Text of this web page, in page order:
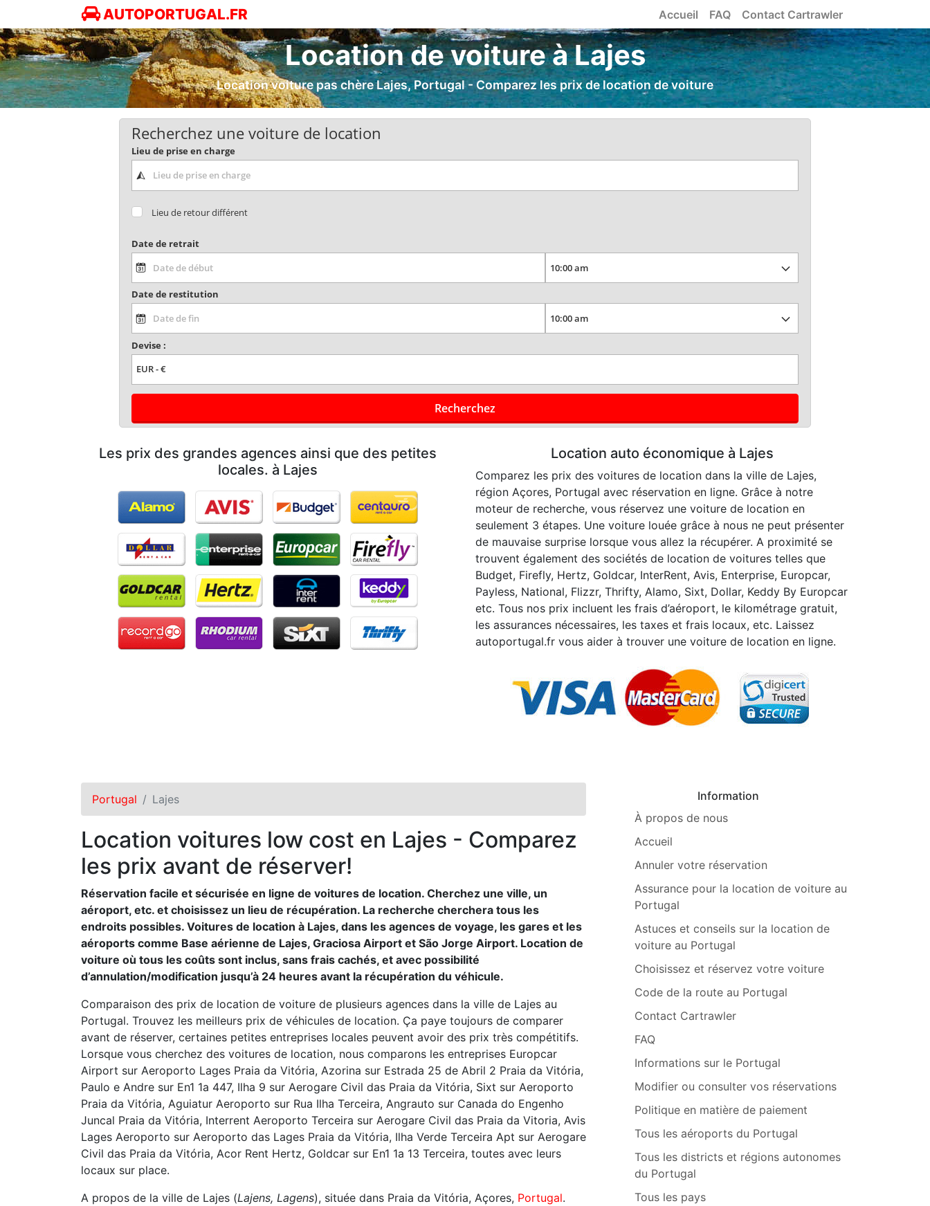
AUTOPORTUGAL.FR Accueil FAQ Contact Cartrawler
Location de voiture à Lajes
Location voiture pas chère Lajes, Portugal - Comparez les prix de location de voiture
Recherchez une voiture de location
Lieu de prise en charge
Lieu de retour différent
Date de retrait
Date de restitution
Devise :
Recherchez
Les prix des grandes agences ainsi que des petites
locales. à Lajes
Location auto économique à Lajes
Comparez les prix des voitures de location dans la ville de Lajes,
région Açores, Portugal avec réservation en ligne. Grâce à notre
moteur de recherche, vous réservez une voiture de location en
seulement 3 étapes. Une voiture louée grâce à nous ne peut présenter
de mauvaise surprise lorsque vous allez la récupérer. A proximité se
trouvent également des sociétés de location de voitures telles que
Budget, Firefly, Hertz, Goldcar, InterRent, Avis, Enterprise, Europcar,
Payless, National, Flizzr, Thrifty, Alamo, Sixt, Dollar, Keddy By Europcar
etc. Tous nos prix incluent les frais d’aéroport, le kilométrage gratuit,
les assurances nécessaires, les taxes et frais locaux, etc. Laissez
autoportugal.fr vous aider à trouver une voiture de location en ligne.
Portugal Lajes
Location voitures low cost en Lajes - Comparez
les prix avant de réserver!
Réservation facile et sécurisée en ligne de voitures de location. Cherchez une ville, un
aéroport, etc. et choisissez un lieu de récupération. La recherche cherchera tous les
endroits possibles. Voitures de location à Lajes, dans les agences de voyage, les gares et les
aéroports comme Base aérienne de Lajes, Graciosa Airport et São Jorge Airport. Location de
voiture où tous les coûts sont inclus, sans frais cachés, et avec possibilité
d’annulation/modification jusqu’à 24 heures avant la récupération du véhicule.
Comparaison des prix de location de voiture de plusieurs agences dans la ville de Lajes au
Portugal. Trouvez les meilleurs prix de véhicules de location. Ça paye toujours de comparer
avant de réserver, certaines petites entreprises locales peuvent avoir des prix très compétitifs.
Lorsque vous cherchez des voitures de location, nous comparons les entreprises Europcar
Airport sur Aeroporto Lages Praia da Vitória, Azorina sur Estrada 25 de Abril 2 Praia da Vitória,
Paulo e Andre sur En1 1a 447, Ilha 9 sur Aerogare Civil das Praia da Vitória, Sixt sur Aeroporto
Praia da Vitória, Aguiatur Aeroporto sur Rua Ilha Terceira, Angrauto sur Canada do Engenho
Juncal Praia da Vitória, Interrent Aeroporto Terceira sur Aerogare Civil das Praia da Vitoria, Avis
Lages Aeroporto sur Aeroporto das Lages Praia da Vitória, Ilha Verde Terceira Apt sur Aerogare
Civil das Praia da Vitória, Acor Rent Hertz, Goldcar sur En1 1a 13 Terceira, toutes avec leurs
locaux sur place.
A propos de la ville de Lajes (Lajens, Lagens), située dans Praia da Vitória, Açores, Portugal.
Information
À propos de nous
Accueil
Annuler votre réservation
Assurance pour la location de voiture au
Portugal
Astuces et conseils sur la location de
voiture au Portugal
Choisissez et réservez votre voiture
Code de la route au Portugal
Contact Cartrawler
FAQ
Informations sur le Portugal
Modifier ou consulter vos réservations
Politique en matière de paiement
Tous les aéroports du Portugal
Tous les districts et régions autonomes
du Portugal
Tous les pays